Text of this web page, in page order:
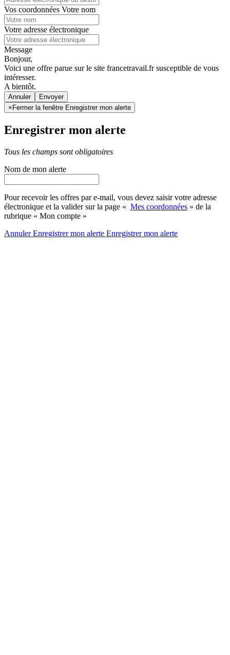
Vos coordonnées Votre nom
Votre adresse électronique
Message
Bonjour,
Voici une offre parue sur le site francetravail.fr susceptible de vous
intéresser.
A bientôt.
Annuler
× Fermer la fenêtre Enregistrer mon alerte
Enregistrer mon alerte
Tous les champs sont obligatoires
Nom de mon alerte
Pour recevoir les offres par e-mail, vous devez saisir votre adresse
électronique et la valider sur la page « Mes coordonnées » de la
rubrique « Mon compte »
AnnulerEnregistrer mon alerte Enregistrermon alerte